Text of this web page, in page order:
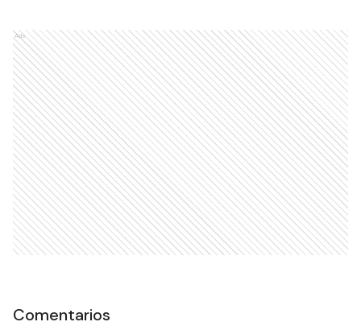
Ads
Comentarios